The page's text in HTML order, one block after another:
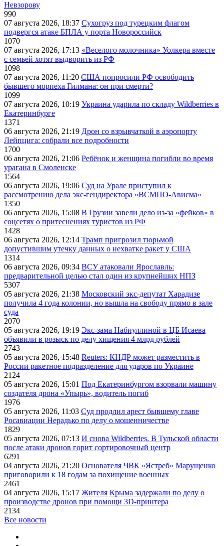
Невзорову
990
07 августа 2026, 18:37 Сухогруз под турецким флагом
подвергся атаке БПЛА у порта Новороссийск
1070
07 августа 2026, 17:13 «Веселого молочника» Уолкера вместе
с семьей хотят выдворить из РФ
1098
07 августа 2026, 11:20 США попросили РФ освободить
бывшего морпеха Гилмана: он при смерти?
1099
07 августа 2026, 10:19 Украина ударила по складу Wildberries в
Екатеринбурге
1371
06 августа 2026, 21:19 Дрон со взрывчаткой в аэропорту
Лейпцига: собрали все подробности
1700
06 августа 2026, 21:06 Ребёнок и женщина погибли во время
урагана в Смоленске
1564
06 августа 2026, 19:06 Суд на Урале приступил к
рассмотрению дела экс-гендиректора «ВСМПО-Ависма»
1350
06 августа 2026, 15:08 В Грузии завели дело из-за «фейков» в
соцсетях о притеснениях туристов из РФ
1428
06 августа 2026, 12:14 Трамп пригрозил тюрьмой
допустившим утечку данных о нехватке ракет у США
1314
06 августа 2026, 09:34 ВСУ атаковали Ярославль:
предварительной целью стал один из крупнейших НПЗ
5307
05 августа 2026, 21:38 Московский экс-депутат Харадизе
получила 4 года колонии, но вышла на свободу прямо в зале
суда
2070
05 августа 2026, 19:19 Экс-зама Набиуллиной в ЦБ Исаева
объявили в розыск по делу хищения 4 млрд рублей
2743
05 августа 2026, 15:48 Reuters: КНДР может разместить в
России ракетное подразделение для ударов по Украине
2124
05 августа 2026, 15:01 Под Екатеринбургом взорвали машину
создателя дрона «Упырь», водитель погиб
1976
05 августа 2026, 11:03 Суд продлил арест бывшему главе
Росавиации Нерадько по делу о мошенничестве
1829
05 августа 2026, 07:13 И снова Wildberries. В Тульской области
после атаки дронов горит сортировочный центр
6291
04 августа 2026, 21:20 Основателя ЧВК «Ястреб» Марущенко
приговорили к 18 годам за похищение военных
2461
04 августа 2026, 15:17 Жителя Крыма задержали по делу о
производстве дронов при помощи 3D‑принтера
2134
Все новости